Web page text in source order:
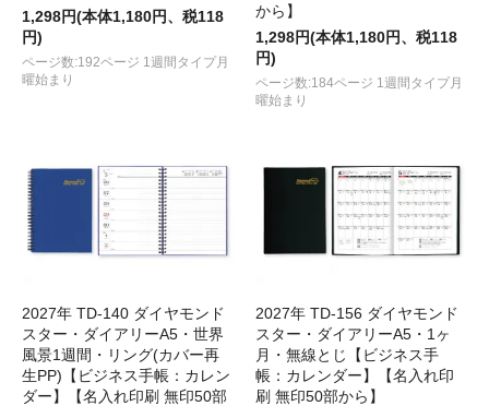
1,298円(本体1,180円、税118
円)
ページ数:192ページ 1週間タイプ月
曜始まり
から】
1,298円(本体1,180円、税118
円)
ページ数:184ページ 1週間タイプ月
曜始まり
2027年 TD-140 ダイヤモンド
スター・ダイアリーA5・世界
風景1週間・リング(カバー再
生PP)【ビジネス手帳：カレン
ダー】【名入れ印刷 無印50部
2027年 TD-156 ダイヤモンド
スター・ダイアリーA5・1ヶ
月・無線とじ【ビジネス手
帳：カレンダー】【名入れ印
刷 無印50部から】